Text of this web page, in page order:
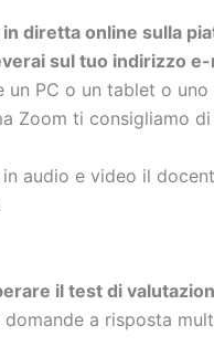
diretta online sulla
sul tuo indirizzo
PC o un tablet o
Zoom ti consigliamo
audio e video il
il test di
a risposta